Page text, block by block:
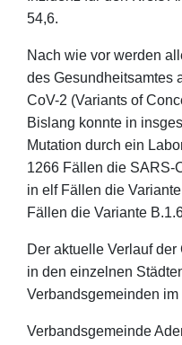
54,6.
Nach wie vor werden
des Gesundheitsamtes
CoV-2 (Variants of
Bislang konnte in
Mutation durch ein
1266 Fällen die SARS-
in elf Fällen die
Fällen die Variante
Der aktuelle Verlauf
in den einzelnen
Verbandsgemeinden
Verbandsgemeinde